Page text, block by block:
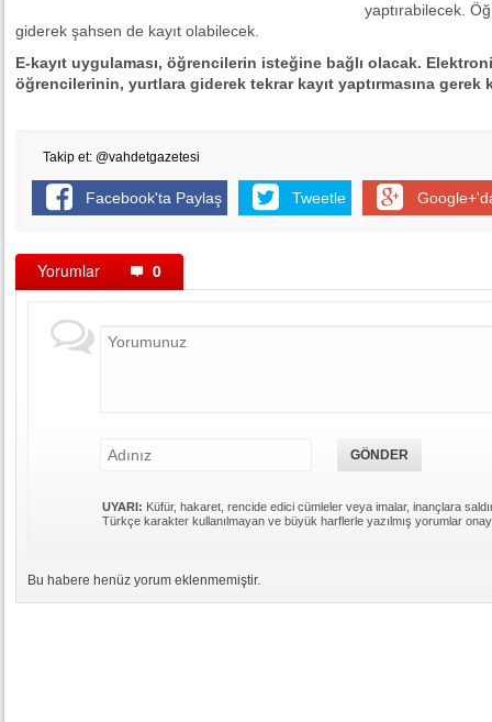
yaptırabilecek.
giderek şahsen de kayıt olabilecek.
E-kayıt uygulaması, öğrencilerin isteğine bağlı olacak.
öğrencilerinin, yurtlara giderek tekrar kayıt yaptırmasına gerek
Takip et: @vahdetgazetesi
Facebook'ta Paylaş Tweetle
Yorumlar 0
UYARI: Küfür, hakaret, rencide edici cümleler veya imalar, inançlara
Türkçe karakter kullanılmayan ve büyük harflerle yazılmış yorumlar
Bu habere henüz yorum eklenmemiştir.